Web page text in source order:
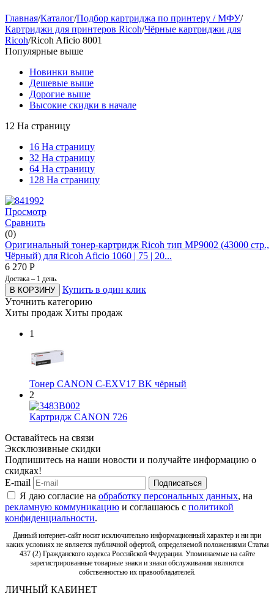
Главная/Каталог/Подбор картриджа по принтеру / МФУ/
Картриджи для принтеров Ricoh/Чёрные картриджи для
Ricoh/Ricoh Aficio 8001
Популярные выше
Новинки выше
Дешевые выше
Дорогие выше
Высокие скидки в начале
12 На страницу
16 На страницу
32 На страницу
64 На страницу
128 На страницу
Просмотр
Сравнить
(0)
Оригинальный тонер-картридж Ricoh тип MP9002 (43000 стр.,
Чёрный) для Ricoh Aficio 1060 | 75 | 20...
6 270 Р
Достака – 1 день.
В КОРЗИНУ
Купить в один клик
Уточнить категорию
Хиты продаж Хиты продаж
1
Тонер CANON C-EXV17 BK чёрный
2
Картридж CANON 726
Оставайтесь на связи
Эксклюзивные скидки
Подпишитесь на наши новости и получайте информацию о
скидках!
E-mail
Подписаться
Я даю согласие на обработку персональных данных, на
рекламную коммуникацию и соглашаюсь с политикой
конфиденциальности.
Данный интернет-сайт носит исключительно информационный характер и ни при
каких условиях не является публичной офертой, определяемой положениями Статьи
437 (2) Гражданского кодекса Российской Федерации. Упоминаемые на сайте
зарегистрированные товарные знаки и знаки обслуживания являются
собственностью их правообладателей.
ЛИЧНЫЙ КАБИНЕТ